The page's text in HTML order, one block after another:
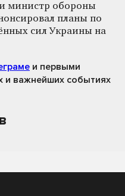
министр обороны
планы по
сил Украины на
и первыми
и важнейших событиях